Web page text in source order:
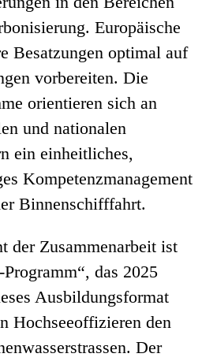
Europäische
Besatzungen optimal auf
vorbereiten. Die
orientieren sich an
und nationalen
ein einheitliches,
Kompetenzmanagement
Binnenschifffahrt.
der Zusammenarbeit ist
das 2025
Ausbildungsformat
Hochseeoffizieren den
Der